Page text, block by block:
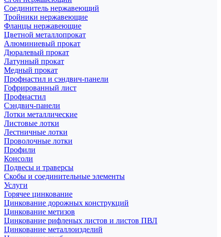
Соединитель нержавеющий
Тройники нержавеющие
Фланцы нержавеющие
Цветной металлопрокат
Алюминиевый прокат
Дюралевый прокат
Латунный прокат
Медный прокат
Профнастил и сэндвич-панели
Гофрированный лист
Профнастил
Сэндвич-панели
Лотки металлические
Листовые лотки
Лестничные лотки
Проволочные лотки
Профили
Консоли
Подвесы и траверсы
Скобы и соединительные элементы
Услуги
Горячее цинкование
Цинкование дорожных конструкций
Цинкование метизов
Цинкование рифленых листов и листов ПВЛ
Цинкование металлоизделий